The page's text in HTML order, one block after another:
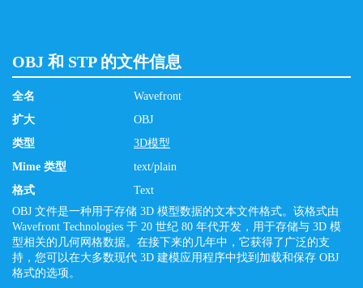
OBJ 和 STP 的文件信息
全名
Wavefront
扩大
OBJ
类型
3D模型
Mime 类型
text/plain
格式
Text
OBJ 文件是一种用于存储 3D 模型数据的文本文件格式。该格式由
Wavefront Technologies 于 20 世纪 80 年代开发，用于存储与 3D 模
型相关的几何网格数据。在接下来的几年中，它获得了广泛的支
持，您可以在大多数现代 3D 建模应用程序中找到加载和保存 OBJ
格式的选项。